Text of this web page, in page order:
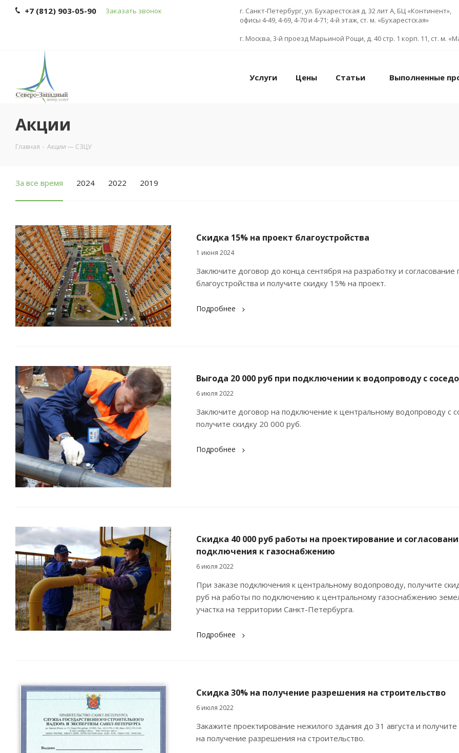
+7 (812) 903-05-90 Заказать звонок
г. Санкт-Петербург, ул. Бухарестская д. 32 лит А, БЦ «Континент»,
офисы 4-49, 4-69, 4-70 и 4-71; 4-й этаж, ст. м. «Бухарестская»
г. Москва, 3-й проезд Марьиной Рощи, д. 40 стр. 1 корп. 11, ст. м.
Услуги Цены Статьи Выполненные
Акции
Главная - Акции — СЗЦУ
За все время 2024 2022 2019
Скидка 15% на проект благоустройства
1 июня 2024
Заключите договор до конца сентября на разработку и согласование
благоустройства и получите скидку 15% на проект.
Подробнее
Выгода 20 000 руб при подключении к водопроводу с
6 июля 2022
Заключите договор на подключение к центральному водопроводу с
получите скидку 20 000 руб.
Подробнее
Скидка 40 000 руб работы на проектирование и
подключения к газоснабжению
6 июля 2022
При заказе подключения к центральному водопроводу, получите
руб на работы по подключению к центральному газоснабжению
участка на территории Санкт-Петербурга.
Подробнее
Скидка 30% на получение разрешения на строительство
6 июля 2022
Закажите проектирование нежилого здания до 31 августа и получите
на получение разрешения на строительство.